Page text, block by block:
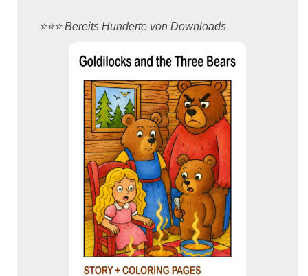
⭐️⭐️⭐️ Bereits Hunderte von Downloads